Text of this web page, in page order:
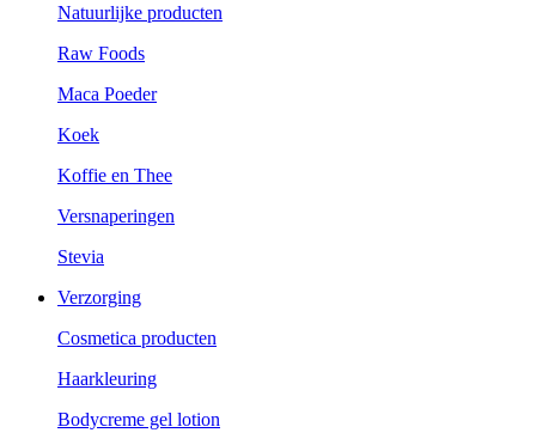
Natuurlijke producten
Raw Foods
Maca Poeder
Koek
Koffie en Thee
Versnaperingen
Stevia
Verzorging
Cosmetica producten
Haarkleuring
Bodycreme gel lotion